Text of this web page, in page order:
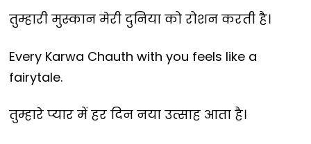
तुम्हारी मुस्कान मेरी दुनिया को रोशन करती है।
Every Karwa Chauth with you feels like a
fairytale.
तुम्हारे प्यार में हर दिन नया उत्साह आता है।